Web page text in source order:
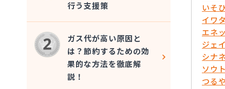
いそ
イワ
エネ
ジェ
シナ
ソウ
つる
行う支援策
ガス代が高い原因と
は？節約するための効
果的な方法を徹底解
説！